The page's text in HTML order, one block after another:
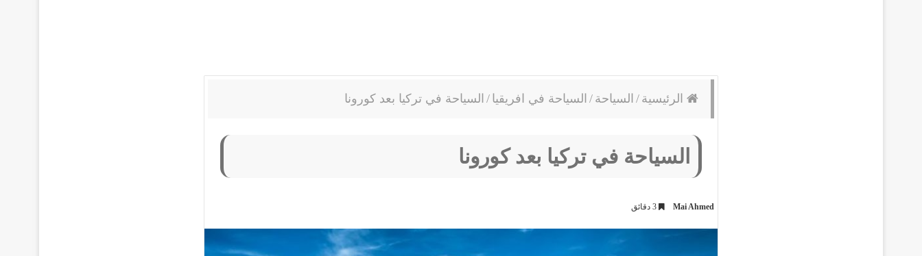
الرئيسية / السياحة / السياحة في افريقيا / السياحة في تركيا بعد كورونا
السياحة في تركيا بعد كورونا
Mai Ahmed